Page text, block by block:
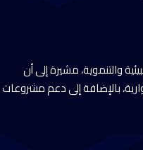
والتنموية، مشيرة إلى أن
بالإضافة إلى دعم مشروعات